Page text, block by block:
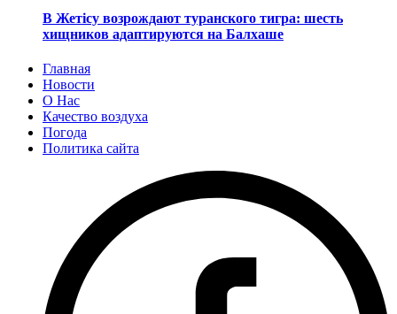
В Жетісу возрождают туранского тигра: шесть
хищников адаптируются на Балхаше
Главная
Новости
О Нас
Качество воздуха
Погода
Политика сайта